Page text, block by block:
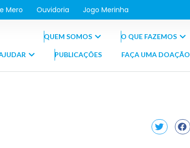
Mero Ouvidoria Jogo Merinha
QUEM SOMOS O QUE FAZEMOS
PUBLICAÇÕES FAÇA UMA DOAÇÃO